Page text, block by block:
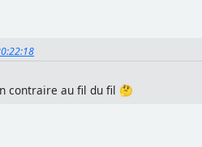
contraire au fil du fil 🤔